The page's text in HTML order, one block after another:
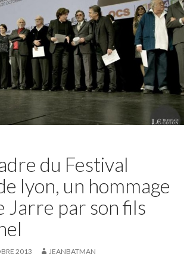
du Festival
lyon, un hommage
Jarre par son fils
2013 JEANBATMAN